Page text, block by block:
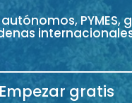
PYMES,
Empezar gratis